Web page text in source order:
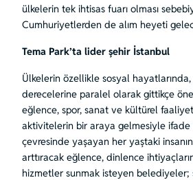
ülkelerin tek ihtisas fuarı olması
Cumhuriyetlerden de alım heyeti
Tema Park’ta lider şehir İstanbul
Ülkelerin özellikle sosyal
derecelerine paralel olarak gittikçe
eğlence, spor, sanat ve kültürel
aktivitelerin bir araya gelmesiyle ifade
çevresinde yaşayan her yaştaki
arttıracak eğlence, dinlence
hizmetler sunmak isteyen